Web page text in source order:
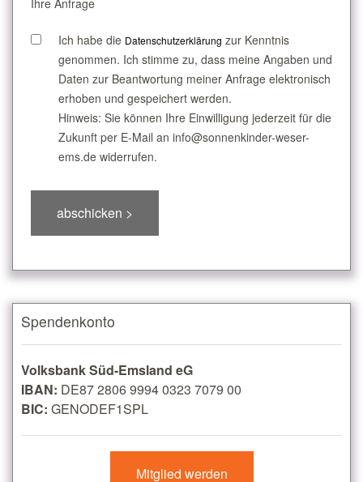
Ich habe die Datenschutzerklärung zur Kenntnis
genommen. Ich stimme zu, dass meine Angaben und
Daten zur Beantwortung meiner Anfrage elektronisch
erhoben und gespeichert werden.
Hinweis: Sie können Ihre Einwilligung jederzeit für die
Zukunft per E-Mail an info@sonnenkinder-weser-
ems.de widerrufen.
Spendenkonto
Volksbank Süd-Emsland eG
IBAN: DE87 2806 9994 0323 7079 00
BIC: GENODEF1SPL
Mitglied werden